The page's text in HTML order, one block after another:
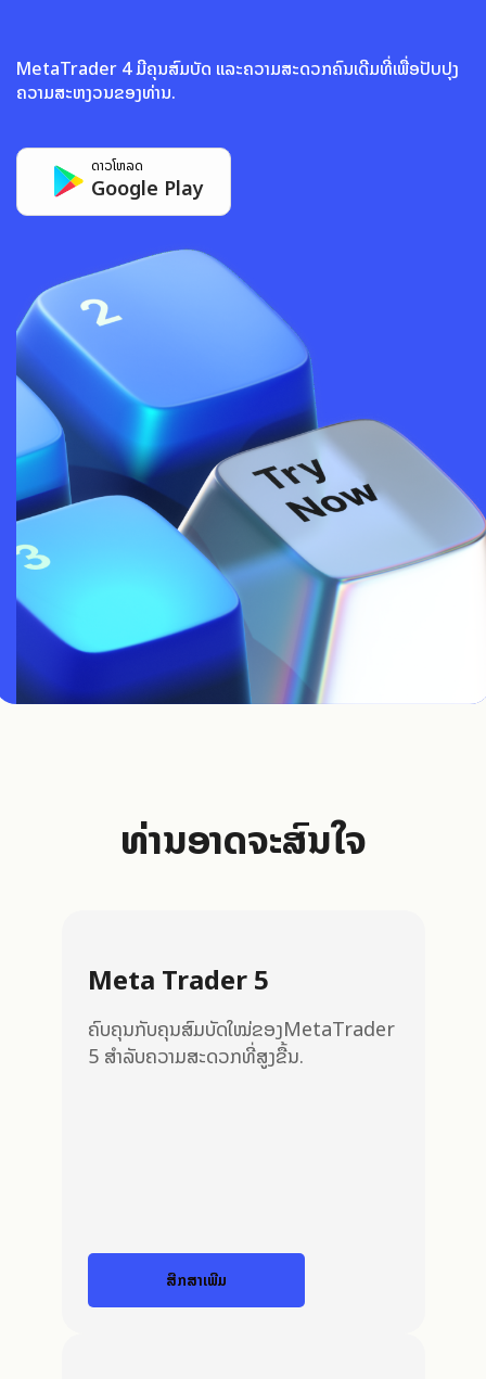
MetaTrader 4 ມີຄຸນສົມບັດ ແລະຄວາມສະດວກຄົນເດີມທີ່ເພື່ອປັບປຸງ
ຄວາມສະຫງວນຂອງທ່ານ.
ດາວໂຫລດ
Google Play
ທ່ານອາດຈະສົນໃຈ
Meta Trader 5
ຄົບຄຸນກັບຄຸນສົມບັດໃໝ່ຂອງMetaTrader
5 ສໍາລັບຄວາມສະດວກທີ່ສູງຂື້ນ.
ສືກສາເພີ່ມ